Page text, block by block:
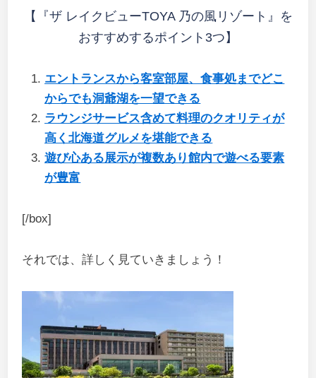
【『ザ レイクビューTOYA 乃の風リゾート』を
おすすめするポイント3つ】
エントランスから客室部屋、食事処までどこ
からでも洞爺湖を一望できる
ラウンジサービス含めて料理のクオリティが
高く北海道グルメを堪能できる
遊び心ある展示が複数あり館内で遊べる要素
が豊富
[/box]
それでは、詳しく見ていきましょう！